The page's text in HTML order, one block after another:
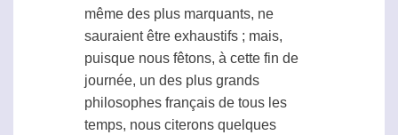
même des plus marquants, ne
sauraient être exhaustifs ; mais,
puisque nous fêtons, à cette fin de
journée, un des plus grands
philosophes français de tous les
temps, nous citerons quelques